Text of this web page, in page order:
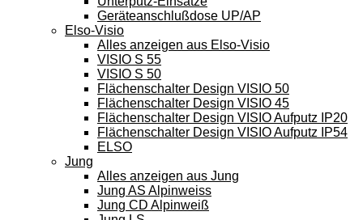
Geräteanschlußdose UP/AP
Elso-Visio
Alles anzeigen aus Elso-Visio
VISIO S 55
VISIO S 50
Flächenschalter Design VISIO 50
Flächenschalter Design VISIO 45
Flächenschalter Design VISIO Aufputz IP20
Flächenschalter Design VISIO Aufputz IP54
ELSO
Jung
Alles anzeigen aus Jung
Jung AS Alpinweiss
Jung CD Alpinweiß